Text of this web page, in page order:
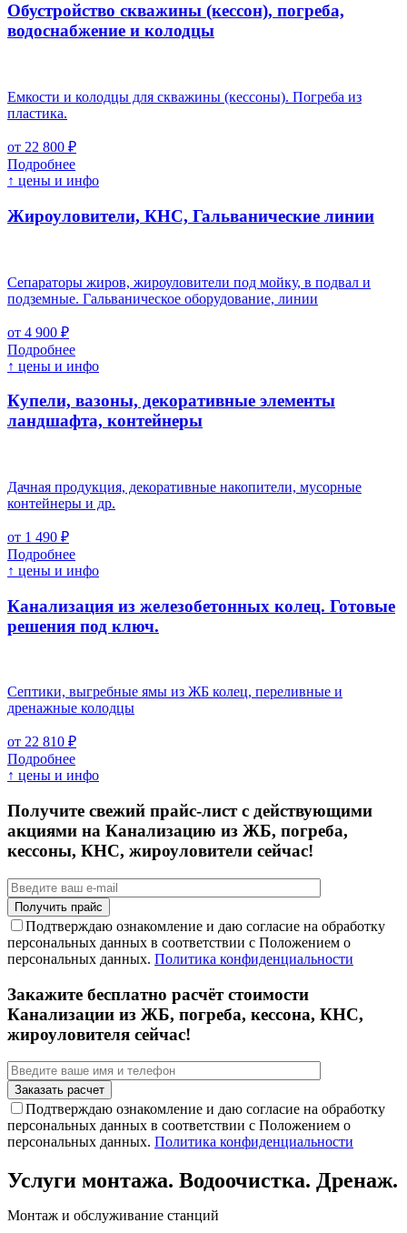
Обустройство скважины (кессон), погреба,
водоснабжение и колодцы
Емкости и колодцы для скважины (кессоны). Погреба из
пластика.
от 22 800 ₽
Подробнее
↑ цены и инфо
Жироуловители, КНС, Гальванические линии
Сепараторы жиров, жироуловители под мойку, в подвал и
подземные. Гальваническое оборудование, линии
от 4 900 ₽
Подробнее
↑ цены и инфо
Купели, вазоны, декоративные элементы
ландшафта, контейнеры
Дачная продукция, декоративные накопители, мусорные
контейнеры и др.
от 1 490 ₽
Подробнее
↑ цены и инфо
Канализация из железобетонных колец. Готовые
решения под ключ.
Септики, выгребные ямы из ЖБ колец, переливные и
дренажные колодцы
от 22 810 ₽
Подробнее
↑ цены и инфо
Получите свежий прайс-лист с действующими
акциями на Канализацию из ЖБ, погреба,
кессоны, КНС, жироуловители сейчас!
Подтверждаю ознакомление и даю согласие на обработку
персональных данных в соответствии с Положением о
персональных данных. Политика конфиденциальности
Закажите бесплатно расчёт стоимости
Канализации из ЖБ, погреба, кессона, КНС,
жироуловителя сейчас!
Подтверждаю ознакомление и даю согласие на обработку
персональных данных в соответствии с Положением о
персональных данных. Политика конфиденциальности
Услуги монтажа. Водоочистка. Дренаж.
Монтаж и обслуживание станций